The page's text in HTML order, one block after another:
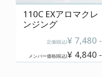
お問い合わせ
salon
110C EXアロマクレ
ンジング
定価(税込)¥ 7,480 -
メンバー価格(税込)¥ 4,840 -